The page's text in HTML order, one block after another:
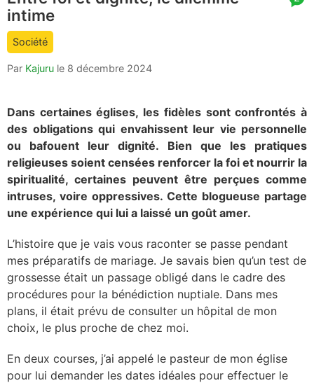
comment
count
intime
Société
Par Kajuru le 8 décembre 2024
Dans certaines églises, les fidèles sont confrontés à
des obligations qui envahissent leur vie personnelle
ou bafouent leur dignité. Bien que les pratiques
religieuses soient censées renforcer la foi et nourrir la
spiritualité, certaines peuvent être perçues comme
intruses, voire oppressives. Cette blogueuse partage
une expérience qui lui a laissé un goût amer.
L’histoire que je vais vous raconter se passe pendant
mes préparatifs de mariage. Je savais bien qu’un test de
grossesse était un passage obligé dans le cadre des
procédures pour la bénédiction nuptiale. Dans mes
plans, il était prévu de consulter un hôpital de mon
choix, le plus proche de chez moi.
En deux courses, j’ai appelé le pasteur de mon église
pour lui demander les dates idéales pour effectuer le